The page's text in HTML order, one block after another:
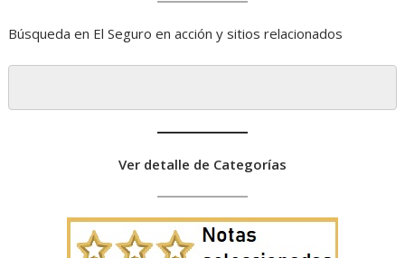
Búsqueda en El Seguro en acción y sitios relacionados
Ver detalle de Categorías